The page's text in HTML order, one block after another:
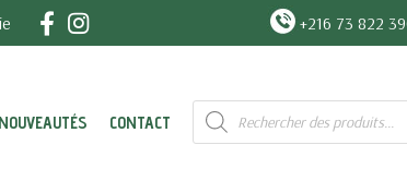
+216 73 822
NOUVEAUTÉS CONTACT
Recherche
de
produits